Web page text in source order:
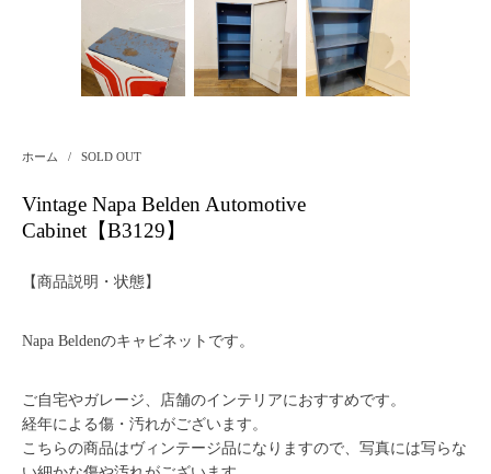
ホーム / SOLD OUT
Vintage Napa Belden Automotive
Cabinet【B3129】
【商品説明・状態】
Napa Beldenのキャビネットです。
ご自宅やガレージ、店舗のインテリアにおすすめです。
経年による傷・汚れがございます。
こちらの商品はヴィンテージ品になりますので、写真には写らな